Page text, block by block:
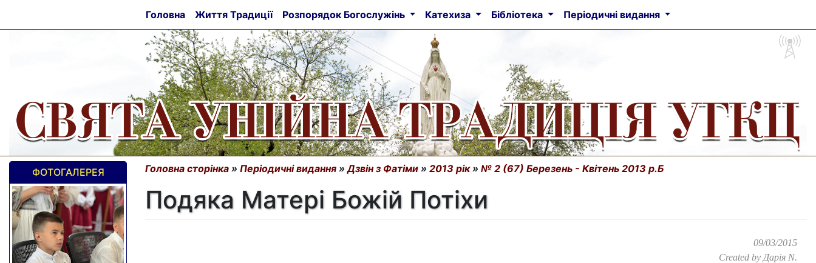
Головна Життя Традиції Розпорядок Богослужінь Катехиза Бібліотека Періодичні видання
ФОТОГАЛЕРЕЯ Головна сторінка » Періодичні видання »Дзвін з Фатіми » 2013 рік» № 2 (67) Березень - Квітень 2013 р.Б
Подяка Матері Божій Потіхи
09/03/2015
Created by Дарія N.